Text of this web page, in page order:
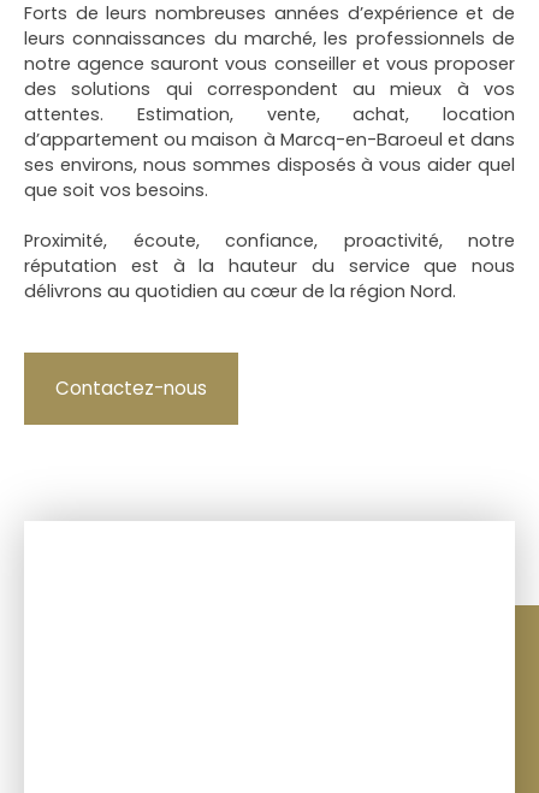
Forts de leurs nombreuses années d’expérience et de
leurs connaissances du marché, les professionnels de
notre agence sauront vous conseiller et vous proposer
des solutions qui correspondent au mieux à vos
attentes. Estimation, vente, achat, location
d’appartement ou maison à Marcq-en-Baroeul et dans
ses environs, nous sommes disposés à vous aider quel
que soit vos besoins.
Proximité, écoute, confiance, proactivité, notre
réputation est à la hauteur du service que nous
délivrons au quotidien au cœur de la région Nord.
Contactez-nous